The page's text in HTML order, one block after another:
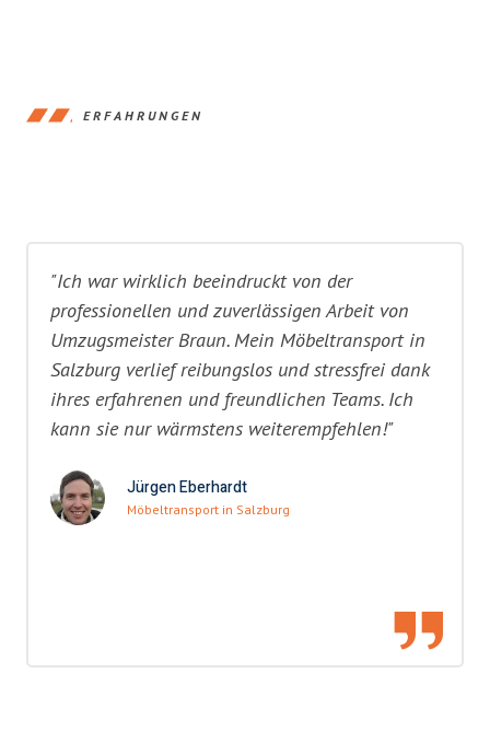
ERFAHRUNGEN
"Ich war wirklich beeindruckt von der
professionellen und zuverlässigen Arbeit von
Umzugsmeister Braun. Mein Möbeltransport in
Salzburg verlief reibungslos und stressfrei dank
ihres erfahrenen und freundlichen Teams. Ich
kann sie nur wärmstens weiterempfehlen!"
Jürgen Eberhardt
Möbeltransport in Salzburg